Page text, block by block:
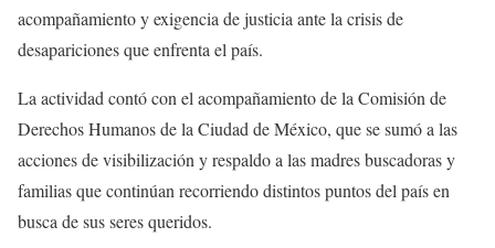
acompañamiento y exigencia de justicia ante la crisis de
desapariciones que enfrenta el país.
La actividad contó con el acompañamiento de la Comisión de
Derechos Humanos de la Ciudad de México, que se sumó a las
acciones de visibilización y respaldo a las madres buscadoras y
familias que continúan recorriendo distintos puntos del país en
busca de sus seres queridos.